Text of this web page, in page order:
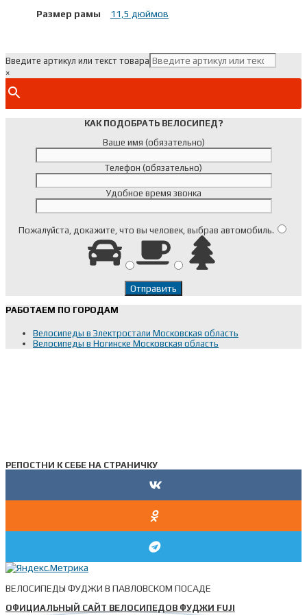
Размер рамы 11,5 дюймов
Введите артикул или текст товара
×
КАК ПОДОБРАТЬ ВЕЛОСИПЕД?
Ваше имя (обязательно)
Телефон (обязательно)
Удобное время звонка
Пожалуйста, докажите, что вы человек, выбрав автомобиль.
РАБОТАЕМ ПО ГОРОДАМ
Велосипеды в Электростали Московская область
Велосипеды в Ногинске Московская область
РЕПОСТНИ К СЕБЕ НА СТРАНИЧКУ
ВЕЛОСИПЕДЫ ФУДЖИ В ПАВЛОВСКОМ ПОСАДЕ
ОФИЦИАЛЬНЫЙ САЙТ ВЕЛОСИПЕДОВ ФУДЖИ FUJI